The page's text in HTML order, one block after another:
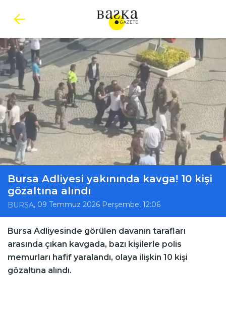
Bursa Adliyesi yakınında kavga! 10 kişi
gözaltına alındı
BURSA, 09 Temmuz 2026 Perşembe, 12:06
Bursa Adliyesinde görülen davanın tarafları
arasında çıkan kavgada, bazı kişilerle polis
memurları hafif yaralandı, olaya ilişkin 10 kişi
gözaltına alındı.